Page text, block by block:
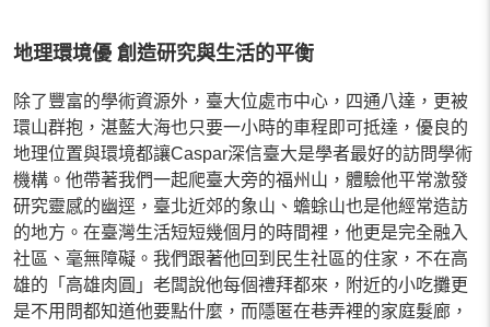
地理環境優 創造研究與生活的平衡
除了豐富的學術資源外，臺大位處市中心，四通八達，更被
環山群抱，湛藍大海也只要一小時的車程即可抵達，優良的
地理位置與環境都讓Caspar深信臺大是學者最好的訪問學術
機構。他帶著我們一起爬臺大旁的福州山，體驗他平常激發
研究靈感的幽逕，臺北近郊的象山、蟾蜍山也是他經常造訪
的地方。在臺灣生活短短幾個月的時間裡，他更是完全融入
社區、毫無障礙。我們跟著他回到民生社區的住家，不在高
雄的「高雄肉圓」老闆說他每個禮拜都來，附近的小吃攤更
是不用問都知道他要點什麼，而隱匿在巷弄裡的家庭髮廊，